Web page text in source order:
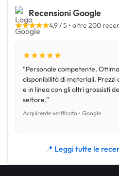
Recensioni Google
★★★★★4,9 / 5 • oltre 200
★★★★★
“Personale competente. Ottima
disponibilità di materiali. Prezzi
e in linea con gli altri grossisti
settore.”
Acquirente verificato • Google
📍 Leggi tutte le